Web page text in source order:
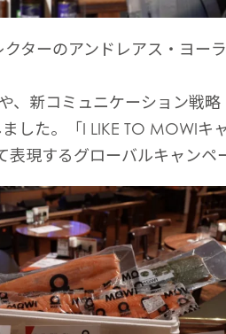
ターのアンドレアス・ヨー
、新コミュニケーション戦略
した。「I LIKE TO MOWIキ
現するグローバルキャンペ